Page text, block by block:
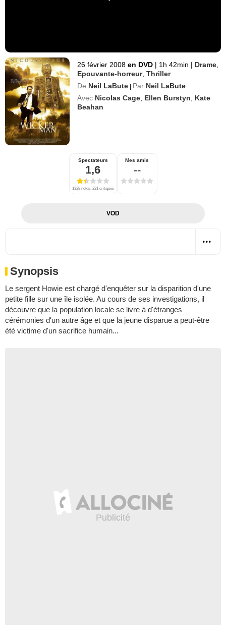
26 février 2008 en DVD | 1h 42min | Drame
Epouvante-horreur,Thriller
De Neil LaBute | Par Neil LaBute
Avec Nicolas Cage Ellen Burstyn
Kate
Beahan
Spectateurs
1,6
1328 notes, 221 critiques
Mes amis
--
VOD
Synopsis
Le sergent Howie est chargé d'enquêter sur la disparition d'une
petite fille sur une île isolée. Au cours de ses investigations, il
découvre que la population locale se livre à d'étranges
cérémonies d'un autre âge et que la jeune disparue a peut-être
été victime d'un sacrifice humain...